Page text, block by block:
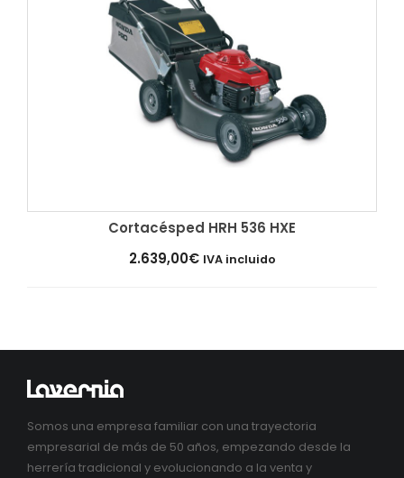
Añadir al carrito
Cortacésped HRH 536 HXE
2.639,00€ IVA incluido
Somos una empresa familiar con una trayectoria
empresarial de más de 50 años, empezando desde la
herrería tradicional y evolucionando a la venta y